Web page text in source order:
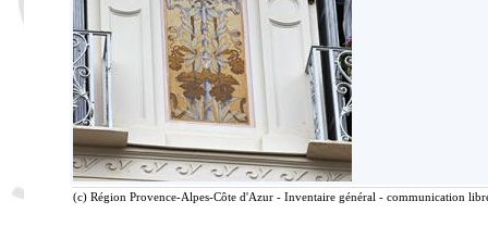
(c) Région Provence-Alpes-Côte d'Azur - Inventaire général - communication